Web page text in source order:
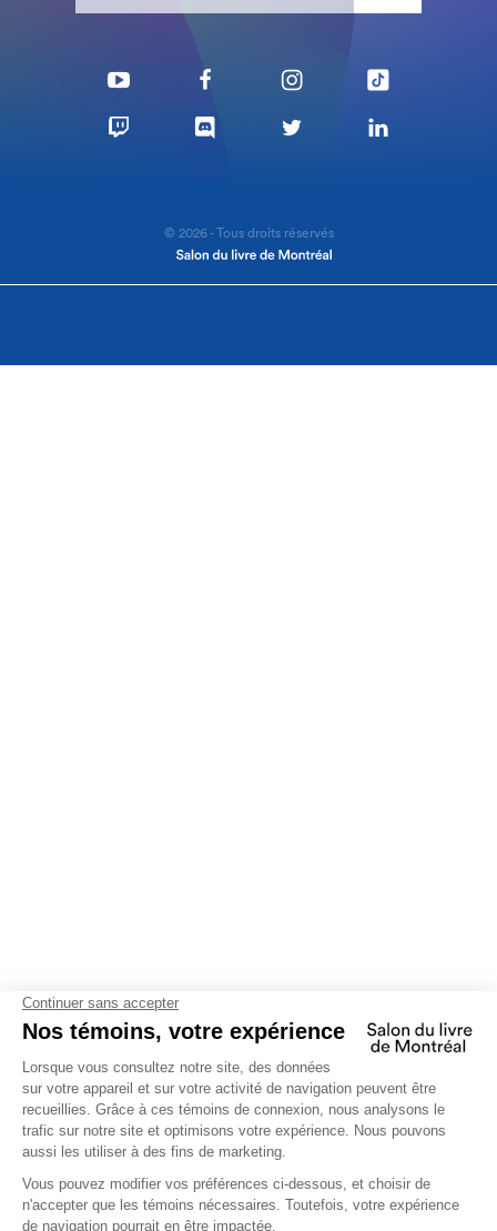
© 2026 - Tous droits réservés